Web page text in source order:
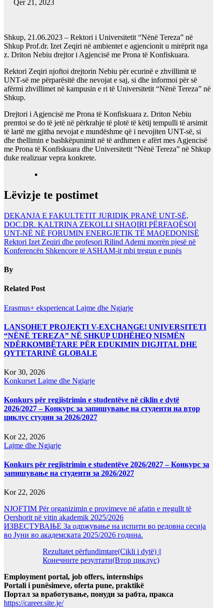
Qer 21, 2023
Shkup, 21.06.2023 – Rektori i Universitetit “Nënë Tereza” në
Shkup Prof.dr. Izet Zeqiri në ambientet e agjencionit u mirëprit nga
z. Driton Nebiu drejtor i Agjencisë me Prona të Konfiskuara.
Rektori Zeqiri njoftoi drejtorin Nebiu për ecurinë e zhvillimit të
UNT-së me përparësitë dhe nevojat e saj, si dhe informoi për së
afërmi zhvillimet në kampusin e ri të Universitetit “Nënë Tereza” në
Shkup.
Drejtori i Agjencisë me Prona të Konfiskuara z. Driton Nebiu
premtoi se do të jetë në përkrahje të plotë të këtij tempulli të arsimit
të lartë me gjitha nevojat e mundëshme që i nevojiten UNT-së, si
dhe thellimin e bashkëpunimit në të ardhmen e afërt mes Agjencisë
me Prona të Konfiskuara dhe Universitetit “Nënë Tereza” në Shkup
duke realizuar vepra konkrete.
Lëvizje te postimet
DEKANJA E FAKULTETIT JURIDIK PRANË UNT-SË,
DOC.DR. KALTRINA ZEKOLLI SHAQIRI PËRFAQËSOI
UNT-NË NË FORUMIN ENERGJETIK TË MAQEDONISË
Rektori Izet Zeqiri dhe profesori Rilind Ademi morrën pjesë në
Konferencën Shkencore të ASHAM-it mbi tregun e punës
By
Related Post
Erasmus+ eksperiencat Lajme dhe Ngjarje
LANSOHET PROJEKTI V-EXCHANGE! UNIVERSITETI
“NËNË TEREZA” NË SHKUP UDHËHEQ NISMËN
NDËRKOMBËTARE PËR EDUKIMIN DIGJITAL DHE
QYTETARINË GLOBALE
Kor 30, 2026
Konkurset Lajme dhe Ngjarje
Konkurs për regjistrimin e studentëve në ciklin e dytë
2026/2027 – Конкурс за запишување на студенти на втор
циклус студии за 2026/2027
Kor 22, 2026
Lajme dhe Ngjarje
Konkurs për regjistrimin e studentëve 2026/2027 – Конкурс за
запишување на студенти за 2026/2027
Kor 22, 2026
NJOFTIM Për organizimin e provimeve në afatin e rregullt të
Qershorit në vitin akademik 2025/2026
ИЗВЕСТУВАЊЕ За одржување на испити во редовна сесија
во Јуни во академската 2025/2026 година.
Rezultatet përfundimtare(Cikli i dytë) ||
Конечните резултати(Втор циклус)
Employment portal, job offers, internships
Portali i punësimeve, oferta pune, praktikë
Портал за вработување, понуди за рабта, пракса
https://career.site.je/